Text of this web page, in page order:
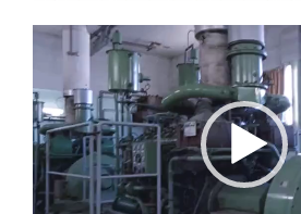
Lecteur